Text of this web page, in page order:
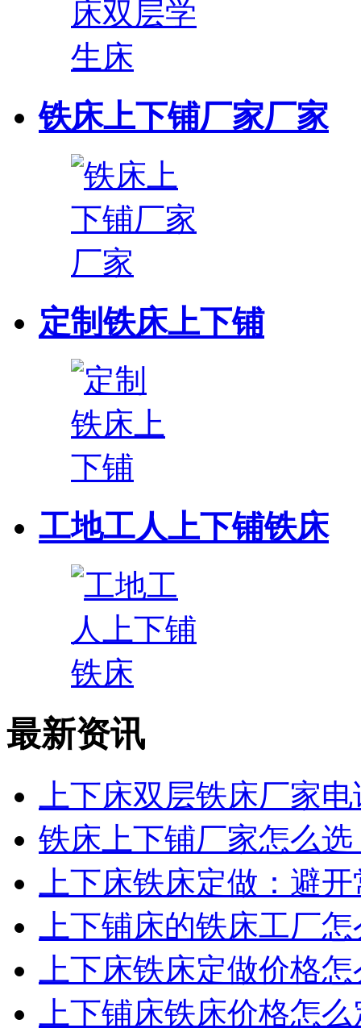
铁床上下铺厂家厂家
定制铁床上下铺
工地工人上下铺铁床
最新资讯
上下床双层铁床厂家
铁床上下铺厂家怎么
上下床铁床定做：避
上下铺床的铁床工厂
上下床铁床定做价格
上下铺床铁床价格怎